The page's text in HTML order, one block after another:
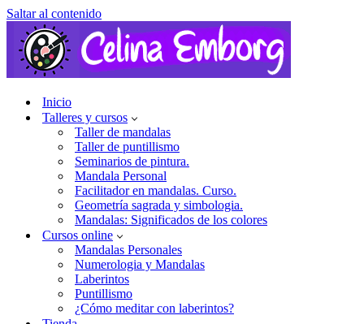
Saltar al contenido
Inicio
Talleres y cursos
Taller de mandalas
Taller de puntillismo
Seminarios de pintura.
Mandala Personal
Facilitador en mandalas. Curso.
Geometría sagrada y simbologia.
Mandalas: Significados de los colores
Cursos online
Mandalas Personales
Numerologia y Mandalas
Laberintos
Puntillismo
¿Cómo meditar con laberintos?